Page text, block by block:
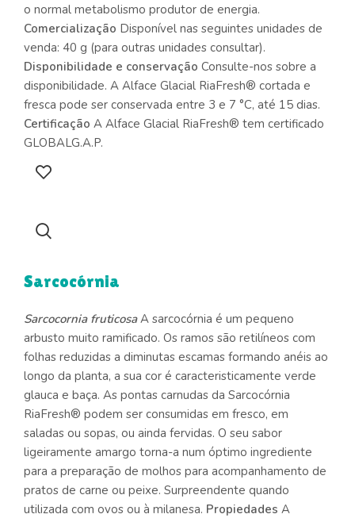
o normal metabolismo produtor de energia.
Comercialização Disponível nas seguintes unidades de
venda: 40 g (para outras unidades consultar).
Disponibilidade e conservação Consulte-nos sobre a
disponibilidade. A Alface Glacial RiaFresh® cortada e
fresca pode ser conservada entre 3 e 7 °C, até 15 dias.
Certificação A Alface Glacial RiaFresh® tem certificado
GLOBALG.A.P.
Sarcocórnia
Sarcocornia fruticosaA sarcocórnia é um pequeno
arbusto muito ramificado. Os ramos são retilíneos com
folhas reduzidas a diminutas escamas formando anéis ao
longo da planta, a sua cor é caracteristicamente verde
glauca e baça. As pontas carnudas da Sarcocórnia
RiaFresh® podem ser consumidas em fresco, em
saladas ou sopas, ou ainda fervidas. O seu sabor
ligeiramente amargo torna-a num óptimo ingrediente
para a preparação de molhos para acompanhamento de
pratos de carne ou peixe. Surpreendente quando
utilizada com ovos ou à milanesa. Propiedades A